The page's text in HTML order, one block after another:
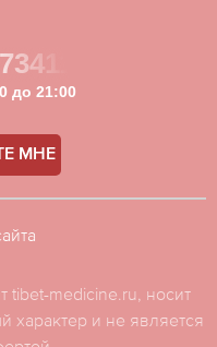
до 21:00
МНЕ
medicine.ru, носит
характер и не является